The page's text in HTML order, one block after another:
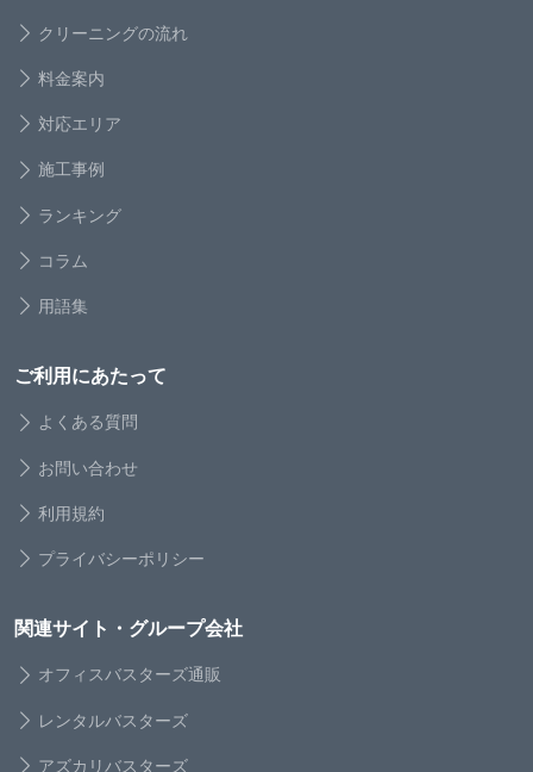
クリーニングの流れ
料金案内
対応エリア
施工事例
ランキング
コラム
用語集
ご利用にあたって
よくある質問
お問い合わせ
利用規約
プライバシーポリシー
関連サイト・グループ会社
オフィスバスターズ通販
レンタルバスターズ
アズカリバスターズ